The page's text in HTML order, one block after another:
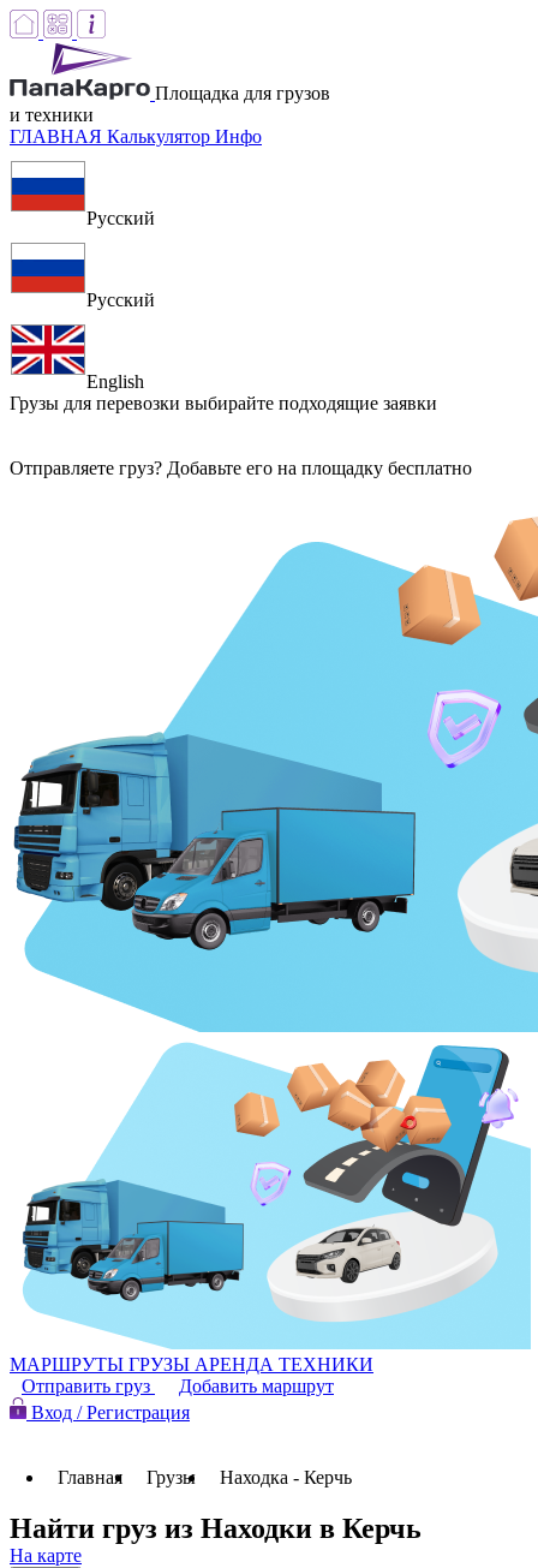
Площадка для грузов
и техники
ГЛАВНАЯ Калькулятор Инфо
Русский
Русский
English
Грузы для перевозки выбирайте подходящие заявки
Отправляете груз? Добавьте его на площадку бесплатно
МАРШРУТЫ ГРУЗЫ АРЕНДА ТЕХНИКИ
Отправить груз
Добавить маршрут
Вход / Регистрация
Главная Грузы Находка - Керчь
Найти груз из Находки в Керчь
На карте